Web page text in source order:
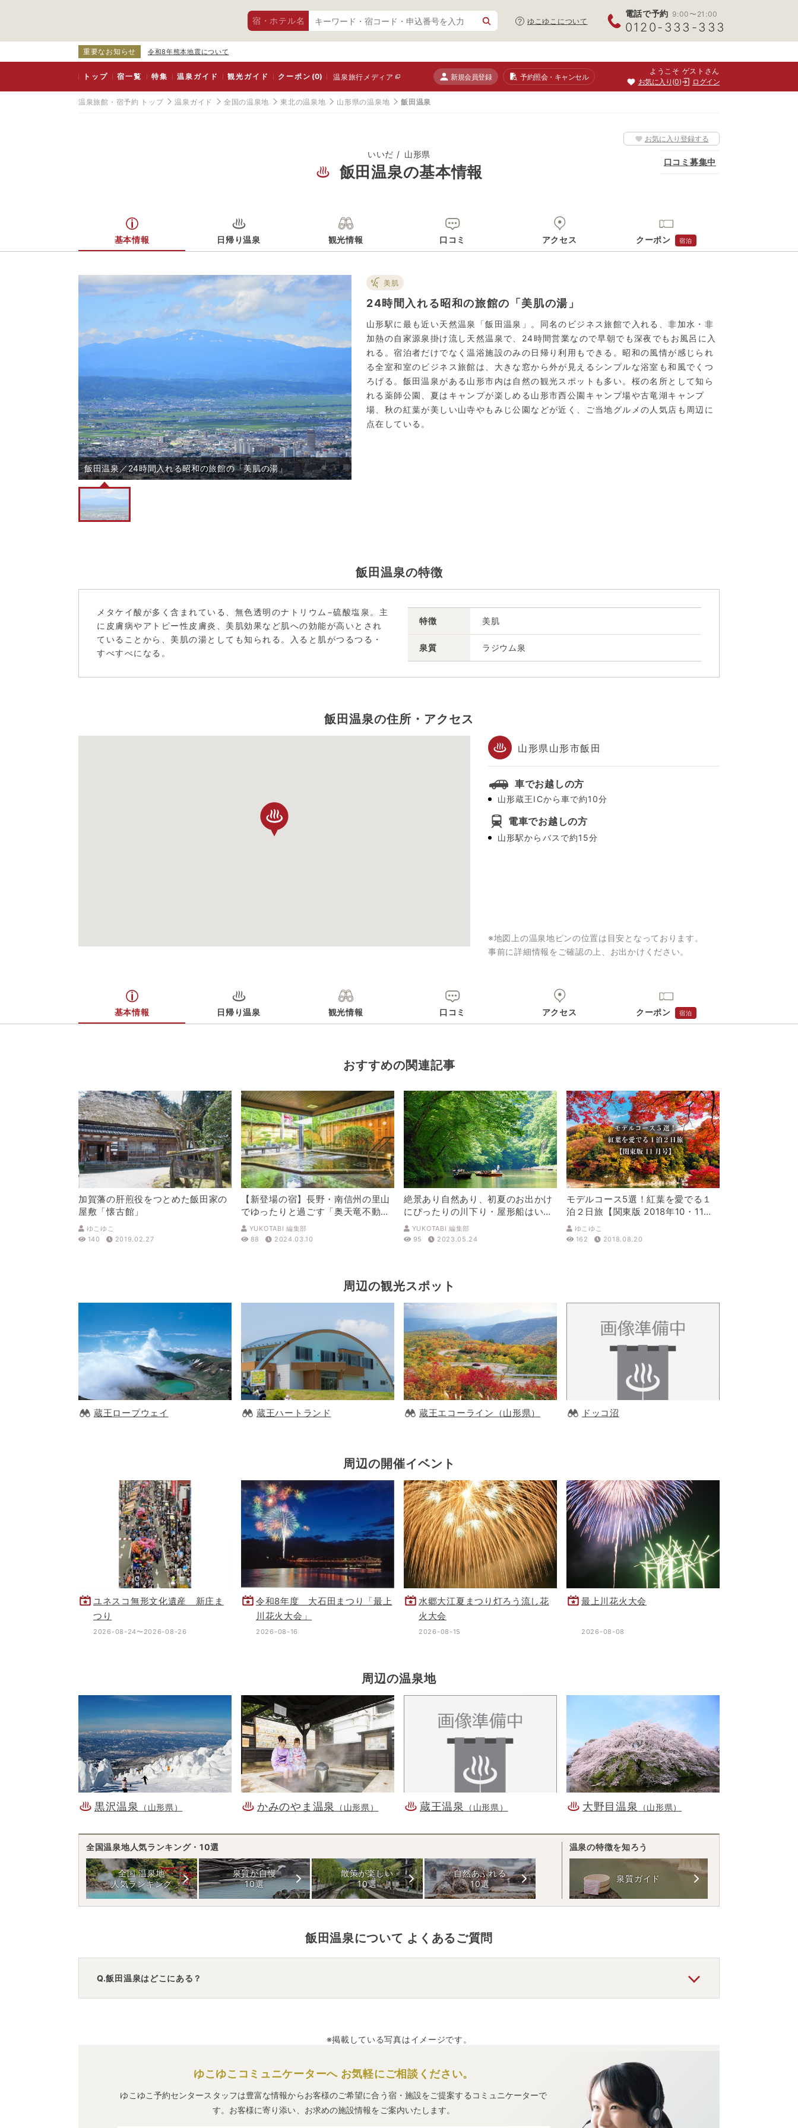
宿・ホテル名 ゆこゆこについて
電話で予約 9:00〜21:00
0120-333-333
重要なお知らせ 令和8年熊本地震について
トップ 宿一覧 特集 温泉ガイド 観光ガイド クーポン(0) 温泉旅行メディア 新規会員登録 予約照会・キャンセル
ようこそ ゲストさん
お気に入り 0 ログイン
温泉旅館・宿予約 トップ 温泉ガイド 全国の温泉地 東北の温泉地 山形県の温泉地 飯田温泉
いいだ 山形県
飯田温泉の基本情報
お気に入り登録する
口コミ募集中
基本情報 日帰り温泉 観光情報 口コミ アクセス クーポン 宿泊
飯田温泉／24時間入れる昭和の旅館の「美肌の湯」
美肌
24時間入れる昭和の旅館の「美肌の湯」
山形駅に最も近い天然温泉「飯田温泉」。同名のビジネス旅館で入れる、非加水・非
加熱の自家源泉掛け流し天然温泉で、24時間営業なので早朝でも深夜でもお風呂に入
れる。宿泊者だけでなく温浴施設のみの日帰り利用もできる。昭和の風情が感じられ
る全室和室のビジネス旅館は、大きな窓から外が見えるシンプルな浴室も和風でくつ
ろげる。飯田温泉がある山形市内は自然の観光スポットも多い。桜の名所として知ら
れる薬師公園、夏はキャンプが楽しめる山形市西公園キャンプ場や古竜湖キャンプ
場、秋の紅葉が美しい山寺やもみじ公園などが近く、ご当地グルメの人気店も周辺に
点在している。
飯田温泉の特徴
メタケイ酸が多く含まれている、無色透明のナトリウム−硫酸塩泉。主
に皮膚病やアトピー性皮膚炎、美肌効果など肌への効能が高いとされ
ていることから、美肌の湯としても知られる。入ると肌がつるつる・
すべすべになる。
特徴 美肌
泉質 ラジウム泉
飯田温泉の住所・アクセス
山形県山形市飯田
車でお越しの方
山形蔵王ICから車で約10分
電車でお越しの方
山形駅からバスで約15分
※地図上の温泉地ピンの位置は目安となっております。
事前に詳細情報をご確認の上、お出かけください。
基本情報 日帰り温泉 観光情報 口コミ アクセス クーポン 宿泊
おすすめの関連記事
加賀藩の肝煎役をつとめた飯田家の
屋敷「懐古館」
ゆこゆこ
140
2019.02.27
【新登場の宿】長野・南信州の里山
でゆったりと過ごす「奥天竜不動温
泉 佐和屋」。地元の食材も堪能！
YUKOTABI 編集部
88
2024.03.10
絶景あり自然あり、初夏のお出かけ
にぴったりの川下り・屋形船はいか
が？
YUKOTABI 編集部
95
2023.05.24
モデルコース5選！紅葉を愛でる１
泊２日旅【関東版 2018年10・11月
号】
ゆこゆこ
162
2018.08.20
周辺の観光スポット
蔵王ロープウェイ 蔵王ハートランド 蔵王エコーライン（山形県） ドッコ沼
周辺の開催イベント
ユネスコ無形文化遺産 新庄ま
つり
2026-08-24〜2026-08-26
令和8年度 大石田まつり「最上
川花火大会」
2026-08-16
水郷大江夏まつり灯ろう流し花
火大会
2026-08-15
最上川花火大会
2026-08-08
周辺の温泉地
黒沢温泉 （山形県） かみのやま温泉 （山形県） 蔵王温泉 （山形県） 大野目温泉 （山形県）
全国温泉地人気ランキング・10選
全国 温泉地
人気ランキング
泉質が自慢
10選
散策が楽しい
10選
自然あふれる
10選
温泉の特徴を知ろう
泉質ガイド
飯田温泉について よくあるご質問
Q.飯田温泉はどこにある？
※掲載している写真はイメージです。
ゆこゆこコミュニケーターへ お気軽にご相談ください。
ゆこゆこ予約センタースタッフは豊富な情報からお客様のご希望に合う宿・施設をご提案するコミュニケーターで
す。お客様に寄り添い、お求めの施設情報をご案内いたします。